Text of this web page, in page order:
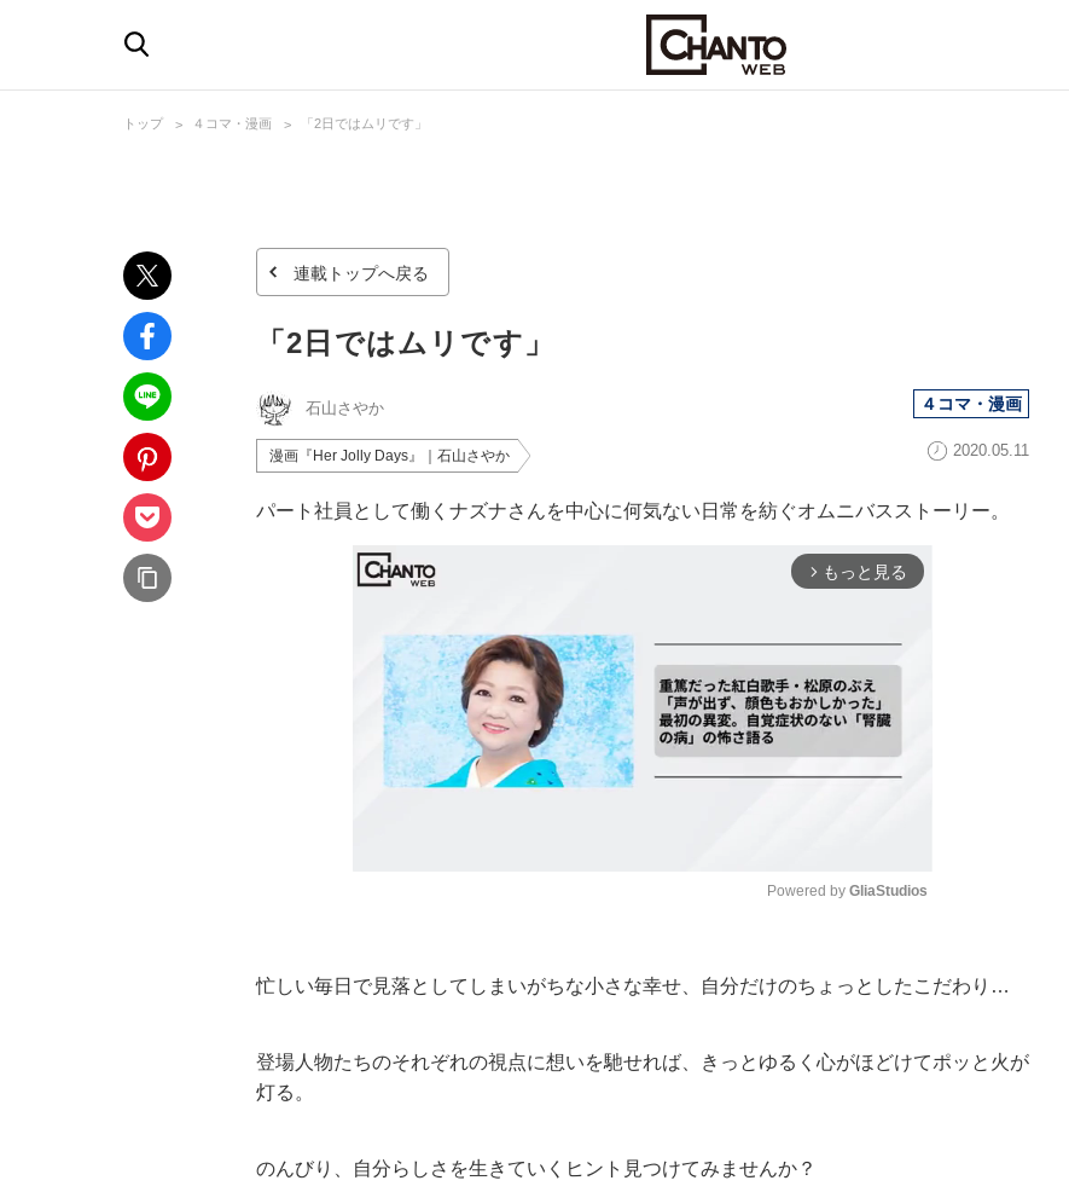
トップ ４コマ・漫画 「2日ではムリです」
連載トップへ戻る
「2日ではムリです」
石山さやか ４コマ・漫画
漫画『Her Jolly Days』｜石山さやか 2020.05.11
パート社員として働くナズナさんを中心に何気ない日常を紡ぐオムニバスストーリー。
arrow_forward_ios もっと見る
Powered by GliaStudios
忙しい毎日で見落としてしまいがちな小さな幸せ、自分だけのちょっとしたこだわり…
登場人物たちのそれぞれの視点に想いを馳せれば、きっとゆるく心がほどけてポッと火が
灯る。
のんびり、自分らしさを生きていくヒント見つけてみませんか？